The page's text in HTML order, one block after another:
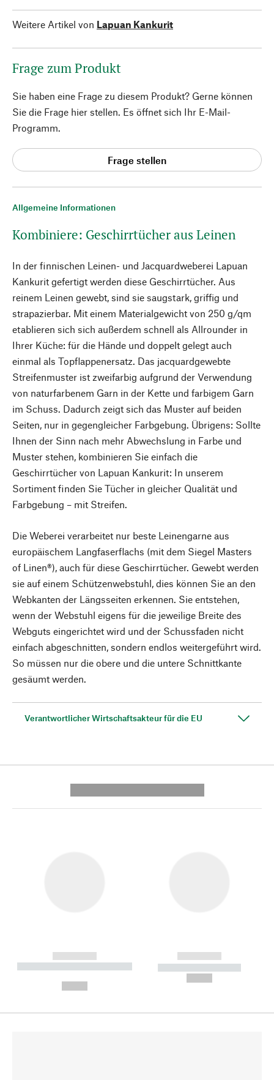
Allgemeine Informationen
Kombiniere: Geschirrtücher aus Leinen
In der finnischen Leinen- und Jacquardweberei Lapuan
Kankurit gefertigt werden diese Geschirrtücher. Aus
reinem Leinen gewebt, sind sie saugstark, griffig und
strapazierbar. Mit einem Materialgewicht von 250 g/qm
etablieren sich sich außerdem schnell als Allrounder in
Ihrer Küche: für die Hände und doppelt gelegt auch
einmal als Topflappenersatz. Das jacquardgewebte
Streifenmuster ist zweifarbig aufgrund der Verwendung
von naturfarbenem Garn in der Kette und farbigem Garn
im Schuss. Dadurch zeigt sich das Muster auf beiden
Seiten, nur in gegengleicher Farbgebung. Übrigens: Sollte
Ihnen der Sinn nach mehr Abwechslung in Farbe und
Muster stehen, kombinieren Sie einfach die
Geschirrtücher von Lapuan Kankurit: In unserem
Sortiment finden Sie Tücher in gleicher Qualität und
Farbgebung – mit Streifen.
Die Weberei verarbeitet nur beste Leinengarne aus
europäischem Langfaserflachs (mit dem Siegel Masters
of Linen®), auch für diese Geschirrtücher. Gewebt werden
sie auf einem Schützenwebstuhl, dies können Sie an den
Webkanten der Längsseiten erkennen. Sie entstehen,
wenn der Webstuhl eigens für die jeweilige Breite des
Webguts eingerichtet wird und der Schussfaden nicht
einfach abgeschnitten, sondern endlos weitergeführt wird.
So müssen nur die obere und die untere Schnittkante
gesäumt werden.
Verantwortlicher Wirtschaftsakteur für die EU
Weitere Artikel von Lapuan Kankurit
Frage zum Produkt
Sie haben eine Frage zu diesem Produkt? Gerne können
Sie die Frage hier stellen. Es öffnet sich Ihr E-Mail-
Programm.
Frage stellen
------------
----------- ----------- --------
------------
----------- -----------